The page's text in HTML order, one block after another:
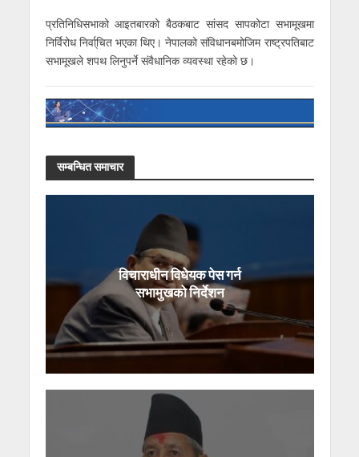
प्रतिनिधिसभाको आइतबारको बैठकबाट सांसद सापकोटा सभामूखमा
निर्विरोध निर्वा्चित भएका थिए। नेपालको संविधानबमोजिम राष्ट्रपतिबाट
सभामूखले शपथ लिनुपर्ने संवैधानिक व्यवस्था रहेको छ।
सम्बन्धित समाचार
विचाराधीन विधेयक पेस गर्न
सभामुखको निर्देशन